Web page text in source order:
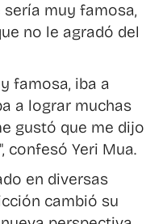
muy famosa,
no le agradó del
famosa, iba a
a lograr muchas
gustó que me dijo
confesó Yeri Mua.
en diversas
cambió su